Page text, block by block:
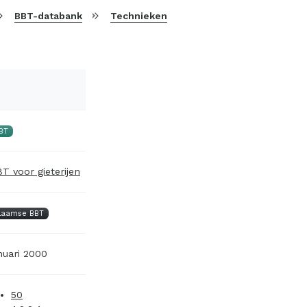
BBT-databank Technieken
voor gieterijen
BBT
2000
50